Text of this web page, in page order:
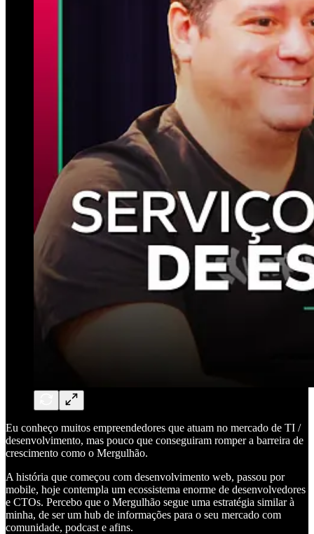
Eu conheço muitos empreendedores que atuam no mercado de TI /
desenvolvimento, mas pouco que conseguiram romper a barreira de
crescimento como o Mergulhão.
A história que começou com desenvolvimento web, passou por
mobile, hoje contempla um ecossistema enorme de desenvolvedores
e CTOs. Percebo que o Mergulhão segue uma estratégia similar à
minha, de ser um hub de informações para o seu mercado com
comunidade, podcast e afins.